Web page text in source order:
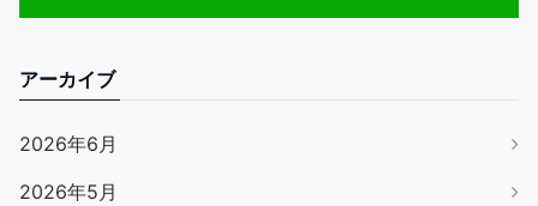
アーカイブ
2026年6月
2026年5月